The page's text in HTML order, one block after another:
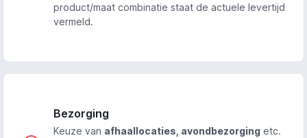
product/maat combinatie staat de actuele levertijd
vermeld.
Bezorging
Keuze van afhaallocaties, avondbezorging etc.